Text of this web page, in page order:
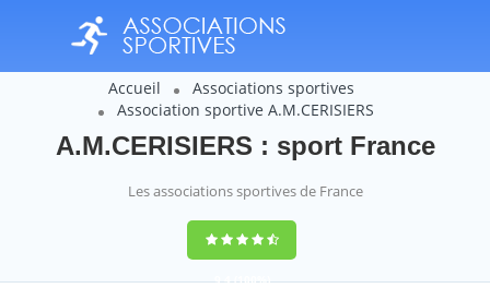
Accueil
Associations sportives
Association sportive A.M.CERISIERS
A.M.CERISIERS : sport France
Les associations sportives de France
9,4(100%)